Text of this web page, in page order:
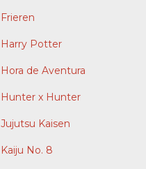
Frieren
Harry Potter
Hora de Aventura
Hunter x Hunter
Jujutsu Kaisen
Kaiju No. 8